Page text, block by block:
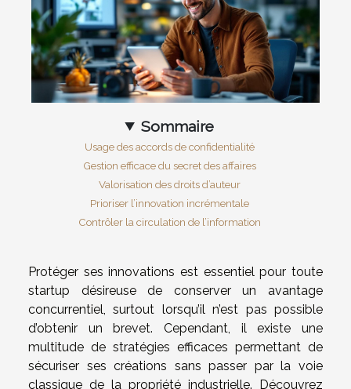
Sommaire
Usage des accords de confidentialité
Gestion efficace du secret des affaires
Valorisation des droits d’auteur
Prioriser l’innovation incrémentale
Contrôler la circulation de l’information
Protéger ses innovations est essentiel pour toute
startup désireuse de conserver un avantage
concurrentiel, surtout lorsqu’il n’est pas possible
d’obtenir un brevet. Cependant, il existe une
multitude de stratégies efficaces permettant de
sécuriser ses créations sans passer par la voie
classique de la propriété industrielle. Découvrez